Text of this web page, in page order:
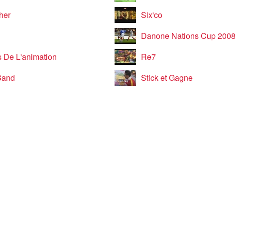
Six'co
Danone Nations Cup 2008
De L'animation
Re7
Stick et Gagne